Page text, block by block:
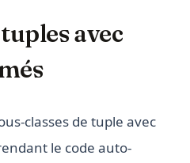
avec
classes de tuple avec
le code auto-